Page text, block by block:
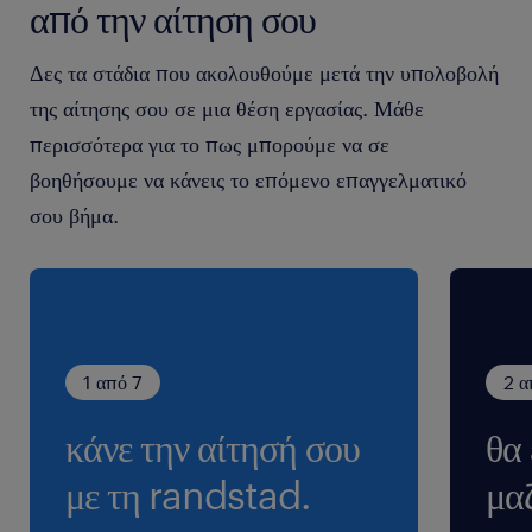
clients, and safeguarding the organization's
reputation.
Composing and submitting accurate, timely
technical reports regarding completed tasks,
ensuring seamless handovers and
documentation.
travel abroad.
A professional "customer-first" mindset, the
ability to work independently, and a strong
drive for continuous learning.
από την αίτηση σου
Δες τα στάδια που ακολουθούμε μετά την υπολοβολή
της αίτησης σου σε μια θέση εργασίας. Μάθε
περισσότερα για το πως μπορούμε να σε
βοηθήσουμε να κάνεις το επόμενο επαγγελματικό
σου βήμα.
1 από 7
κάνε την αίτησή σου
με τη randstad.
2
θα